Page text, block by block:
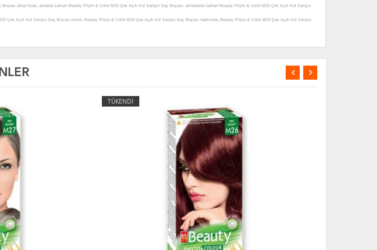
aktar fiyatı, aktarda satılan Beauty Phyto & Color M29 Çok Açık Kül Sarışın Saç Boyası, aktarlarda satılan Beauty Phyto & Color M29 Çok Açık Kül Sarışın
Açık Kül Sarışın Saç Boyası ürünü, Beauty Phyto & Color M29 Çok Açık Kül Sarışın Saç Boyası hakkında, Beauty Phyto & Color M29 Çok Açık Kül Sarışın
Boyası zararları, Beauty Phyto & Color M29 Çok Açık Kül Sarışın Saç Boyası zararlı mı, Beauty Phyto & Color M29 Çok Açık Kül Sarışın Saç Boyası uyarılar,
Açık Kül Sarışın Saç Boyası nerede satılır, Beauty Phyto & Color M29 Çok Açık Kül Sarışın Saç Boyası nereden alınır, Beauty Phyto & Color M29 Çok Açık
faydası, Beauty Phyto & Color M29 Çok Açık Kül Sarışın Saç Boyası ne işe yarar, Beauty Phyto & Color M29 Çok Açık Kül Sarışın Saç Boyası ne kadar,
Saç Boyası detayları, Beauty Phyto & Color M29 Çok Açık Kül Sarışın Saç Boyası açıklamaları, Beauty Phyto & Color M29 Çok Açık Kül Sarışın Saç Boyası
Beauty Phyto & Color M29 Çok Açık Kül Sarışın Saç Boyası ürünü hakkında, Beauty Phyto & Color M29 Çok Açık Kül Sarışın Saç Boyası ürünü yorum, Beauty
Saç Boyası ürünü satış yerleri, Beauty Phyto & Color M29 Çok Açık Kül Sarışın Saç Boyasıürünü satılan yerler, Beauty Phyto & Color M29 Çok Açık Kül
nereden alınır, Beauty Phyto & Color M29 Çok Açık Kül Sarışın Saç Boyası ürünü nerelerde satılıyor, Beauty Phyto & Color M29 Çok Açık Kül Sarışın Saç
Beauty Phyto & Color M29 Çok Açık Kül Sarışın Saç Boyası ürünü nerde, Beauty Phyto & Color M29 Çok Açık Kül Sarışın Saç Boyası ürünü faydası, Beauty
Sarışın Saç Boyası yan etkileri, Beauty Phyto & Color M29 Çok Açık Kül Sarışın Saç Boyası aktarlarda bulunurmu, Beauty Phyto & Color M29 Çok Açık Kül
kez kullanılır, Beauty Phyto & Color M29 Çok Açık Kül Sarışın Saç Boyası mideye dokunurmu, Beauty Phyto & Color M29 Çok Açık Kül Sarışın Saç Boyası her
Phyto & Color M29 Çok Açık Kül Sarışın Saç Boyası ne için kullanılır, Beauty Phyto & Color M29 Çok Açık Kül Sarışın Saç Boyası ne sıklıkla kullanılır,
ürünü hakkındaki tüm bilgilerini detaylarını Aktardangelsin online alışveriş mağazalarında bulabilirsiniz.
TÜKENDİ